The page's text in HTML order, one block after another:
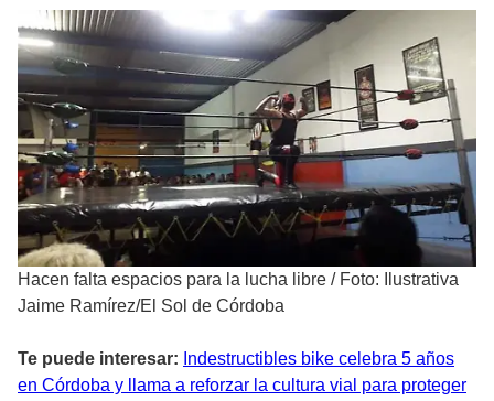
Hacen falta espacios para la lucha libre / Foto: Ilustrativa
Jaime Ramírez/El Sol de Córdoba
Te puede interesar: Indestructibles bike celebra 5 años
en Córdoba y llama a reforzar la cultura vial para proteger